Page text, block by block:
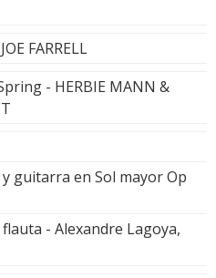
FARRELL
- HERBIE MANN &
guitarra en Sol mayor Op
- Alexandre Lagoya,